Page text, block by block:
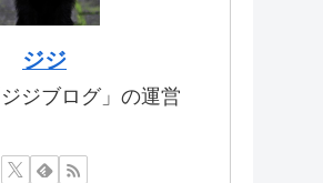
ジジ
ジブログ」の運営